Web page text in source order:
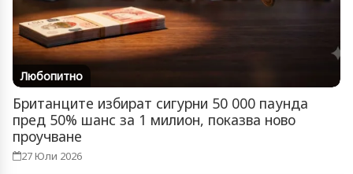
Любопитно
Британците избират сигурни 50 000 паунда
пред 50% шанс за 1 милион, показва ново
проучване
27 Юли 2026